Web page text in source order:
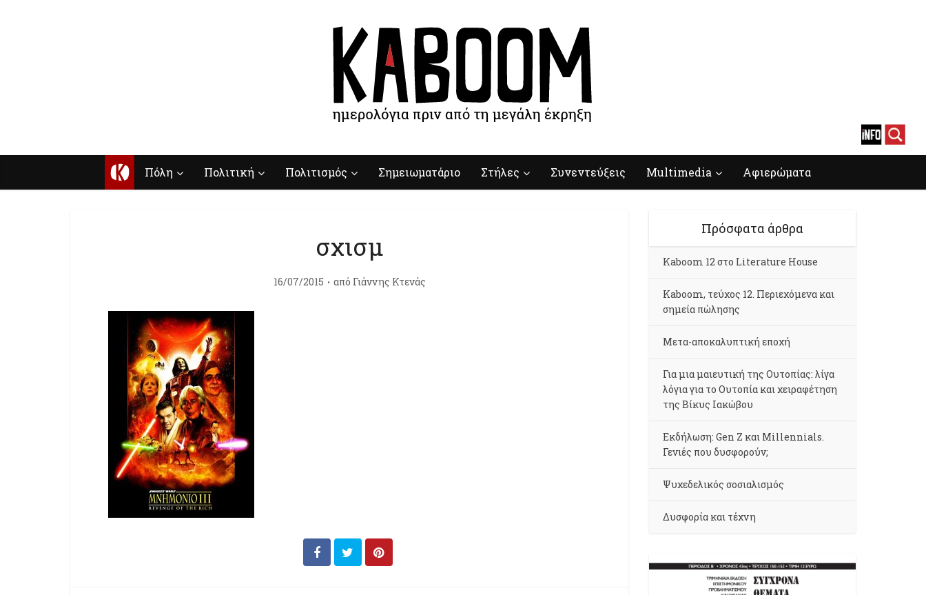
Κ Πόλη Πολιτική Πολιτισμός Σημειωματάριο Στήλες Συνεντεύξεις Multimedia Αφιερώματα
σχισμ
16/07/2015 από Γιάννης Κτενάς
Πρόσφατα άρθρα
Kaboom 12 στο Literature House
Kaboom, τεύχος 12. Περιεχόμενα και
σημεία πώλησης
Μετα-αποκαλυπτική εποχή
Για μια μαιευτική της Ουτοπίας: λίγα
λόγια για το Ουτοπία και χειραφέτηση
της Βίκυς Ιακώβου
Εκδήλωση: Gen Z και Millennials.
Γενιές που δυσφορούν;
Ψυχεδελικός σοσιαλισμός
Δυσφορία και τέχνη